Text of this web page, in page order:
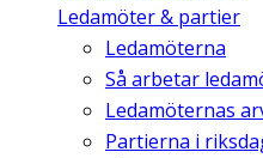
Ledamöter & partier
Ledamöterna
Så arbetar
Ledamöternas
Partierna i